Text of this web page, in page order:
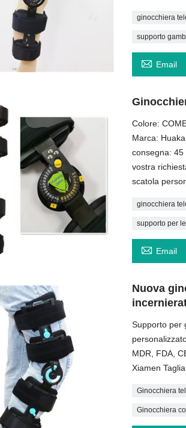
ginocchiera
supporto
 Email
Colore:
Marca:
consegna: 45
vostra
scatola
ginocchiera
supporto per
 Email
Nuova
Supporto per
MDR, FDA,
Xiamen
Ginocchiera
Ginocchiera